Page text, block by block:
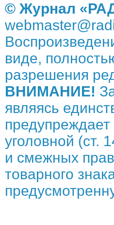
© Журнал
виде,
разрешения
ВНИМАНИЕ!
являясь
уголовной (ст.
и смежных
товарного